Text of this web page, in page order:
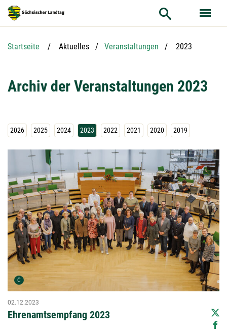
Hauptnavigation
Hauptinhalt
Service
Startseite Aktuelles Veranstaltungen Aktuelle Seite:
2023
Archiv der Veranstaltungen 2023
2026 2025 2024 2023 2022 2021 2020 2019
C Urheber der Grafik:
Ehrenamtsempfang 2023
02.12.2023